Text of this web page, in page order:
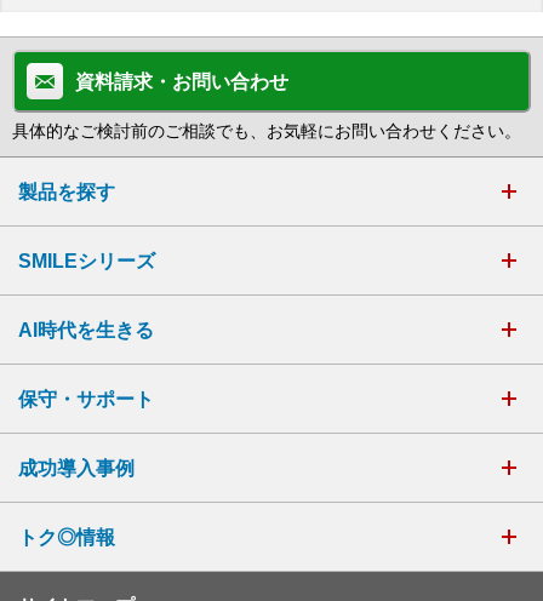
資料請求・お問い合わせ
具体的なご検討前のご相談でも、お気軽にお問い合わせください。
製品を探す
SMILEシリーズ
AI時代を生きる
保守・サポート
成功導入事例
トク◎情報